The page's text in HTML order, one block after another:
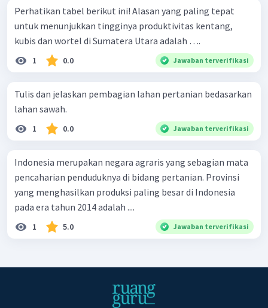
Perhatikan tabel berikut ini! Alasan yang paling tepat
untuk menunjukkan tingginya produktivitas kentang,
kubis dan wortel di Sumatera Utara adalah ….
1 0.0 Jawaban terverifikasi
Tulis dan jelaskan pembagian lahan pertanian bedasarkan
lahan sawah.
1 0.0 Jawaban terverifikasi
Indonesia merupakan negara agraris yang sebagian mata
pencaharian penduduknya di bidang pertanian. Provinsi
yang menghasilkan produksi paling besar di Indonesia
pada era tahun 2014 adalah ....
1 5.0 Jawaban terverifikasi